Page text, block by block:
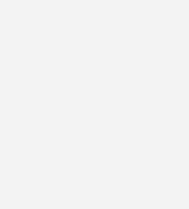
Unterhaltung mit dem
e.V. Meuselbach
Act mit Pudelparade +
Musik mit der „Saw Mill Band“
Tanz Haus